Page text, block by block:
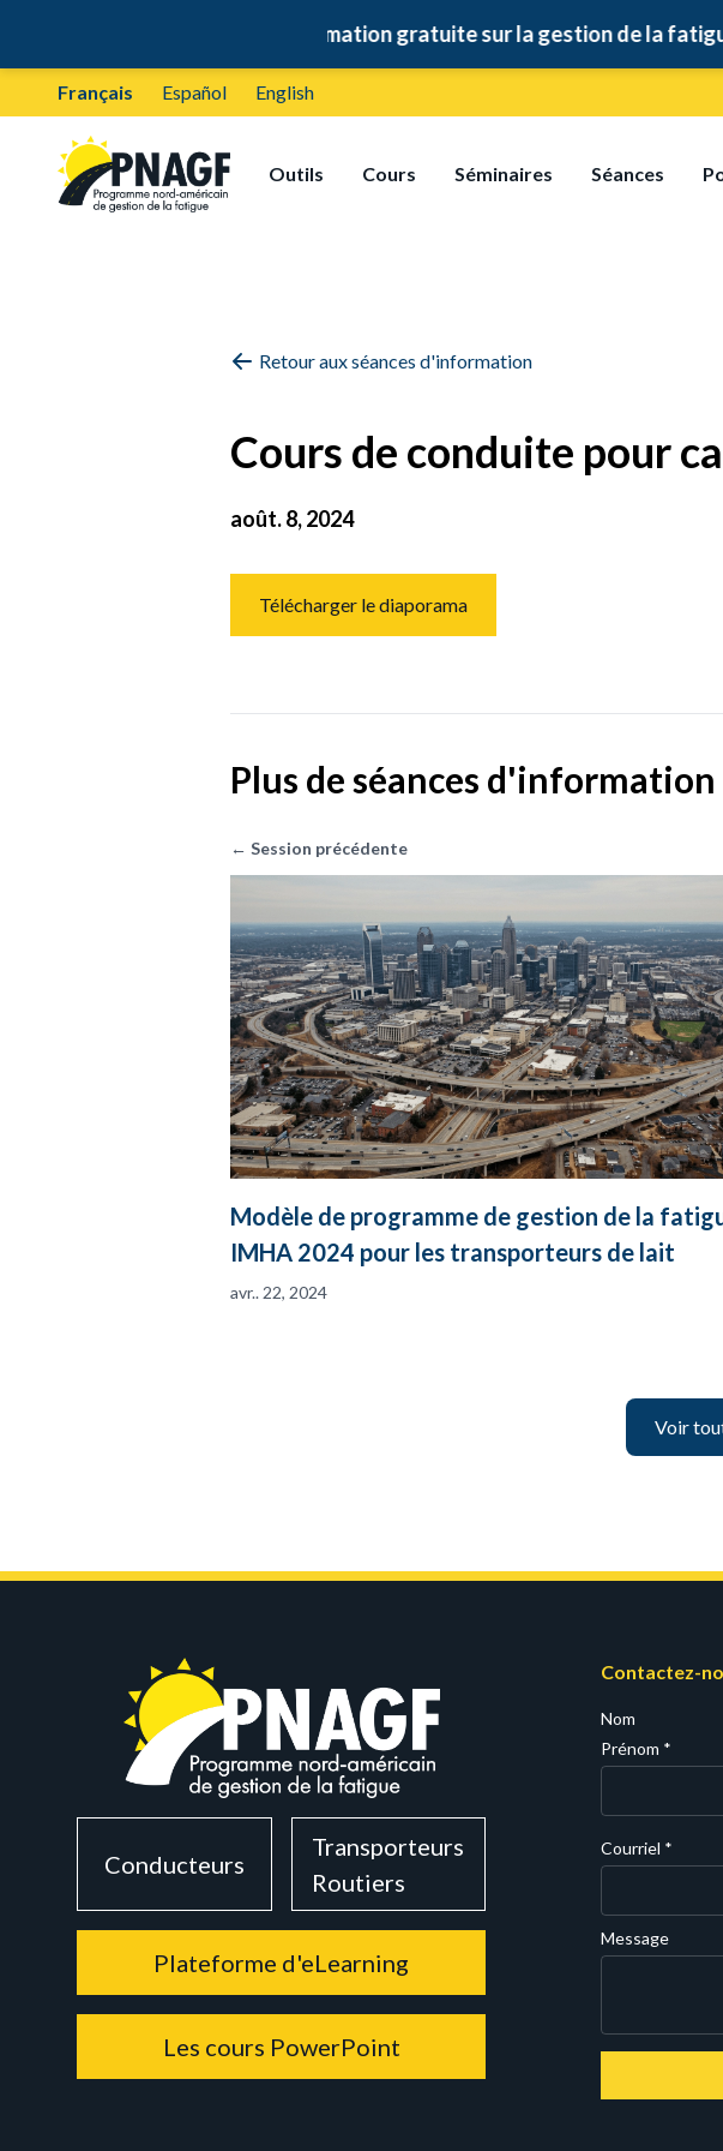
Formation gratuite sur la gestion de la fatigue :
Français Español English
Outils Cours Séminaires Séances
Retour aux séances d'information
Cours de conduite pour
août. 8, 2024
Télécharger le diaporama
Plus de séances d'information
← Session précédente
Modèle de programme de gestion de la
IMHA 2024 pour les transporteurs de lait
avr.. 22, 2024
Voir
Conducteurs
Transporteurs
Routiers
Plateforme d'eLearning
Les cours PowerPoint
Contactez-
Nom
Prénom *
Courriel *
Message